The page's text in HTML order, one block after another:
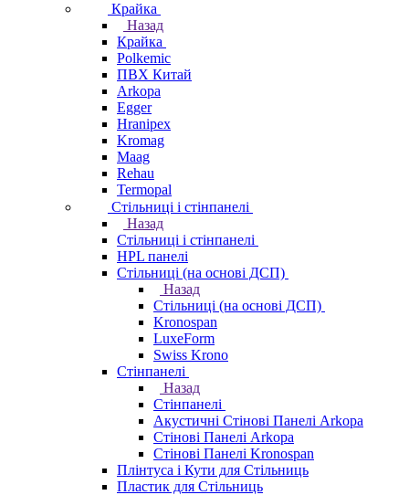
Крайка
Назад
Крайка
Polkemic
ПВХ Китай
Arkopa
Egger
Hranipex
Kromag
Maag
Rehau
Termopal
Стільниці і стінпанелі
Назад
Стільниці і стінпанелі
HPL панелі
Стільниці (на основі ДСП)
Назад
Стільниці (на основі ДСП)
Kronospan
LuxeForm
Swiss Krono
Стінпанелі
Назад
Стінпанелі
Акустичні Стінові Панелі Аrkopa
Стінові Панелі Arkopa
Стінові Панелі Kronospan
Плінтуса і Кути для Стільниць
Пластик для Стільниць